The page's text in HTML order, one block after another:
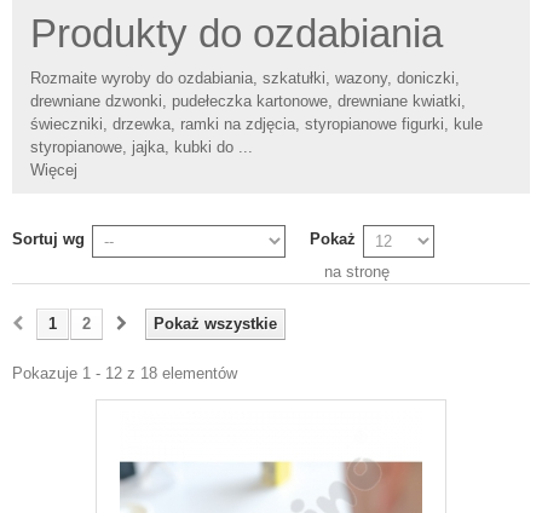
Produkty do ozdabiania
Rozmaite wyroby do ozdabiania, szkatułki, wazony, doniczki,
drewniane dzwonki, pudełeczka kartonowe, drewniane kwiatki,
świeczniki, drzewka, ramki na zdjęcia, styropianowe figurki, kule
styropianowe, jajka, kubki do ...
Więcej
Sortuj wg
Pokaż
na stronę
Pokaż wszystkie
1 2
Pokazuje 1 - 12 z 18 elementów